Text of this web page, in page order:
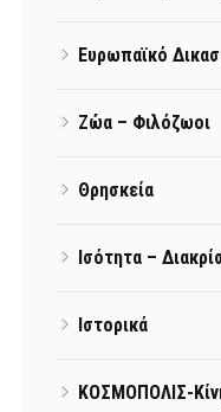
Ευρωπαϊκό
Ζώα – Φιλόζωοι
Θρησκεία
Ισότητα –
Ιστορικά
ΚΟΣΜΟΠΟΛΙΣ-